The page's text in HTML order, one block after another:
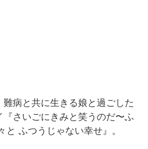
病と共に生きる娘と過ごした
さいごにきみと笑うのだ〜ふ
と ふつうじゃない幸せ』。